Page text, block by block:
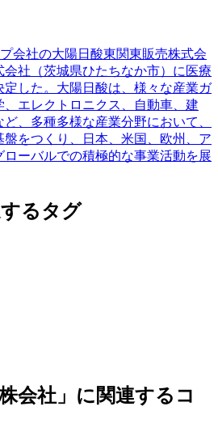
会社の大陽日酸東関東販売株式会
社（茨城県ひたちなか市）に医療
した。大陽日酸は、様々な産業ガ
エレクトロニクス、自動車、建
、多種多様な産業分野において、
をつくり、日本、米国、欧州、ア
ローバルでの積極的な事業活動を展
るタグ
会社」に関連するコ